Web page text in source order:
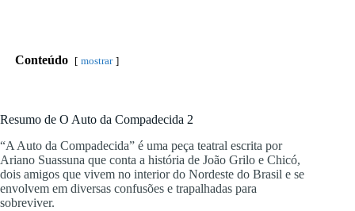
Conteúdo mostrar
Resumo de O Auto da Compadecida 2
“A Auto da Compadecida” é uma peça teatral escrita por
Ariano Suassuna que conta a história de João Grilo e Chicó,
dois amigos que vivem no interior do Nordeste do Brasil e se
envolvem em diversas confusões e trapalhadas para
sobreviver.